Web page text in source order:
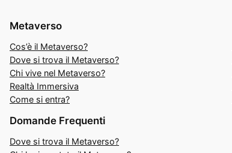
Metaverso
Cos’è il Metaverso?
Dove si trova il Metaverso?
Chi vive nel Metaverso?
Realtà Immersiva
Come si entra?
Domande Frequenti
Dove si trova il Metaverso?